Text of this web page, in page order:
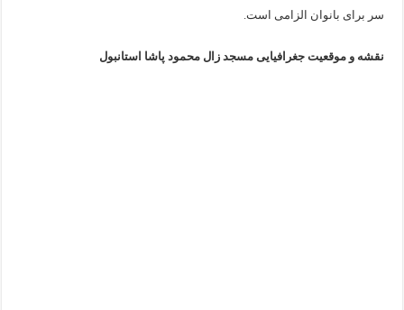
سر برای بانوان الزامی است.
نقشه و موقعیت جغرافیایی مسجد زال محمود پاشا استانبول